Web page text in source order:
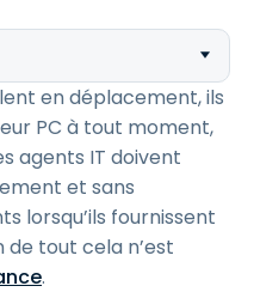
en déplacement, ils
PC à tout moment,
agents IT doivent
et sans
lorsqu’ils fournissent
de tout cela n’est
.